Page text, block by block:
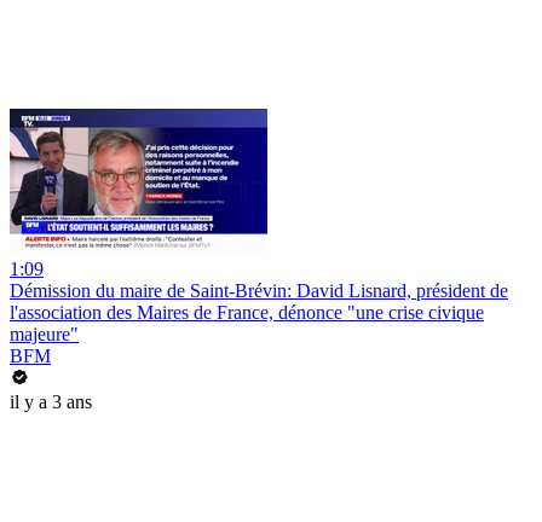
1:09
Démission du maire de Saint-Brévin: David Lisnard, président de
l'association des Maires de France, dénonce "une crise civique
majeure"
BFM
il y a 3 ans